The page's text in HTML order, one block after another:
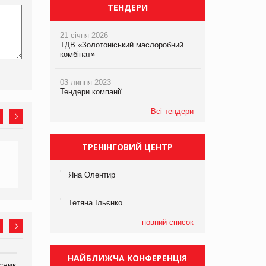
ТЕНДЕРИ
21 січня 2026
ТДВ «Золотоніський маслоробний
комбінат»
03 липня 2023
Тендери компанії
Всі тендери
ТРЕНІНГОВИЙ ЦЕНТР
Яна Олентир
Тетяна Ільєнко
повний список
НАЙБЛИЖЧА КОНФЕРЕНЦІЯ